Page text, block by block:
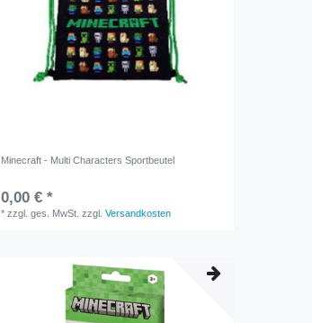
Minecraft - Multi Characters Sportbeutel
0,00 € *
*zzgl. ges. MwSt. zzgl.Versandkosten